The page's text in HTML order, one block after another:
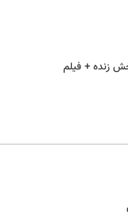
زنده + فیلم